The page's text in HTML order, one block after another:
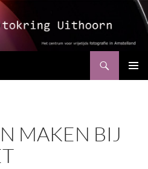
MAKEN BIJ